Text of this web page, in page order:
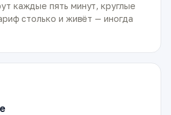
каждые пять минут, круглые
столько и живёт — иногда